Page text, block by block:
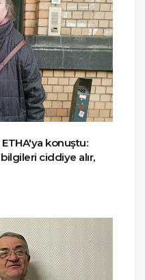
konuştu:
ciddiye alır,